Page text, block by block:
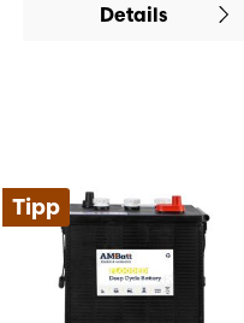
Details
Tipp